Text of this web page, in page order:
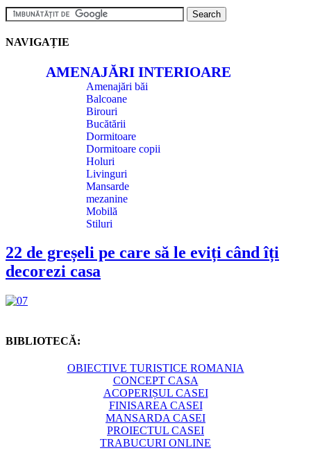
NAVIGAȚIE
AMENAJĂRI INTERIOARE
Amenajări băi
Balcoane
Birouri
Bucătării
Dormitoare
Dormitoare copii
Holuri
Livinguri
Mansarde
mezanine
Mobilă
Stiluri
22 de greșeli pe care să le eviți când îți
decorezi casa
BIBLIOTECĂ:
OBIECTIVE TURISTICE ROMANIA
CONCEPT CASA
ACOPERIȘUL CASEI
FINISAREA CASEI
MANSARDA CASEI
PROIECTUL CASEI
TRABUCURI ONLINE